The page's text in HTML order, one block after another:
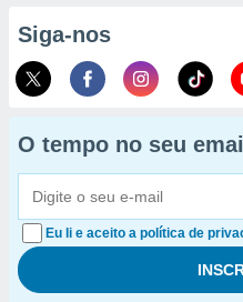
Siga-nos
O tempo no seu email
Eu li e aceito a política de